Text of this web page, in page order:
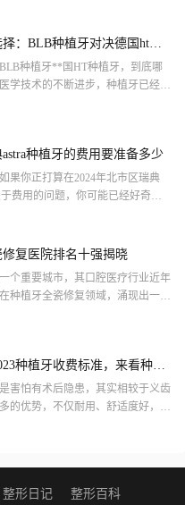
：BLB种植牙对决德国ht谁
种植牙**国HT种植牙，到底哪
学技术的不断进步，种植牙已经成
种植牙的费用要准备多少
果你正打算在2024年北市区瑞典
费用的问题，你可能已经好奇好
复医院排名十强揭晓
个重要城市，其口腔医疗行业近年
种植牙全瓷修复领域，涌现出一批
种植牙收费标准，来看种一
害怕有术后隐患，其实相较于义齿
的优势，不仅耐用、舒适度好，而
整形日记 整形百科